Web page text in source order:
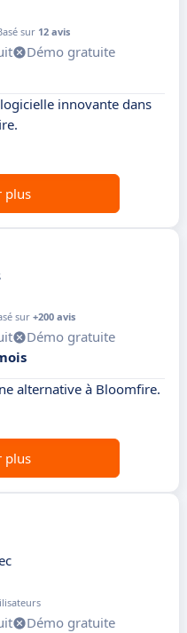
sur 12 avis
Démo gratuite
innovante dans
plus
sur +200 avis
Démo gratuite
alternative à Bloomfire.
plus
Démo gratuite